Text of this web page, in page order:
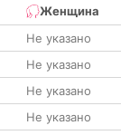
Женщина
Не указано
Не указано
Не указано
Не указано